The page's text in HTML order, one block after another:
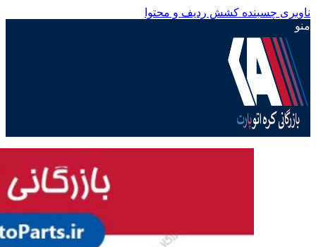
ناوبری چسبنده کشش ردیف و محتوا
منو